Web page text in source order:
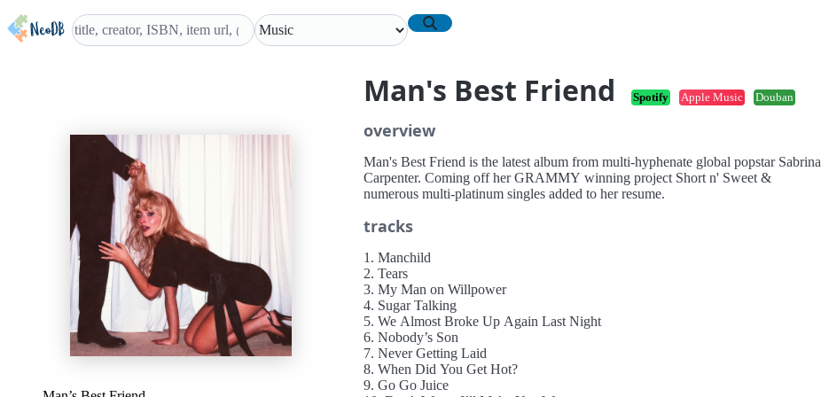
Man's Best Friend Spotify Apple Music
Douban
overview
Man's Best Friend is the latest album from multi-hyphenate global popstar Sabrina
Carpenter. Coming off her GRAMMY winning project Short n' Sweet &
numerous multi-platinum singles added to her resume.
tracks
1. Manchild
2. Tears
3. My Man on Willpower
4. Sugar Talking
5. We Almost Broke Up Again Last Night
6. Nobody’s Son
7. Never Getting Laid
8. When Did You Get Hot?
9. Go Go Juice